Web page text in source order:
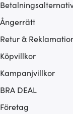
Ångerrätt
Retur &
Köpvillkor
Kampanjvillkor
BRA DEAL
Företag